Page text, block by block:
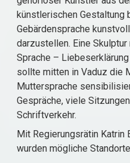
künstlerischen Gestaltung
Gebärdensprache
darzustellen. Eine
Sprache –
sollte mitten in Vaduz die
Muttersprache
Gespräche, viele
Schriftverkehr.
Mit Regierungsrätin Katrin
wurden mögliche